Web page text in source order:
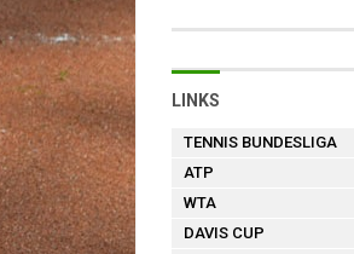
LINKS
TENNIS BUNDESLIGA
ATP
WTA
DAVIS CUP